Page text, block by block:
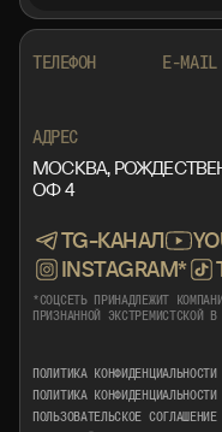
ТЕЛЕФОН E-MAIL
АДРЕС
МОСКВА,
ОФ 4
TG-КАНАЛ
INSTAGRAM*
*СОЦСЕТЬ ПРИНАДЛЕЖИТ
ПРИЗНАННОЙ ЭКСТРЕМИСТСКОЙ В
ПОЛИТИКА КОНФИДЕНЦИАЛЬНОСТИ
ПОЛИТИКА
ПОЛЬЗОВАТЕЛЬСКОЕ СОГЛАШЕНИЕ